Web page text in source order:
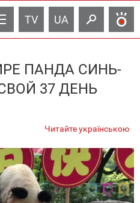
TV UA
ПАНДА СИНЬ-
37 ДЕНЬ
Читайте українською